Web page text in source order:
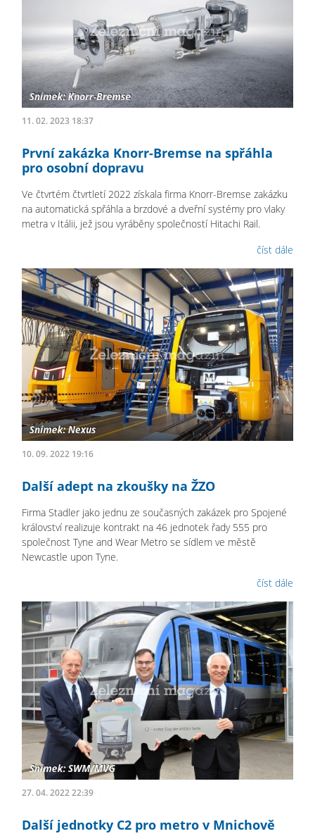
11. 02. 2023 18:37
První zakázka Knorr-Bremse na spřáhla
pro osobní dopravu
Ve čtvrtém čtvrtletí 2022 získala firma Knorr-Bremse zakázku
na automatická spřáhla a brzdové a dveřní systémy pro vlaky
metra v Itálii, jež jsou vyráběny společností Hitachi Rail.
číst dále
10. 09. 2022 19:16
Další adept na zkoušky na ŽZO
Firma Stadler jako jednu ze současných zakázek pro Spojené
království realizuje kontrakt na 46 jednotek řady 555 pro
společnost Tyne and Wear Metro se sídlem ve městě
Newcastle upon Tyne.
číst dále
27. 04. 2022 22:39
Další jednotky C2 pro metro v Mnichově